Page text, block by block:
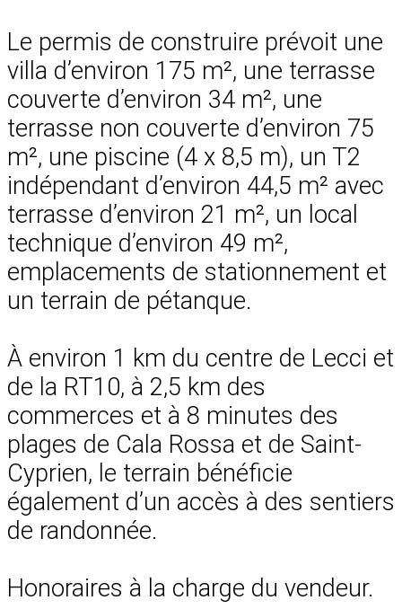
Le permis de construire prévoit une
villa d’environ 175 m², une terrasse
couverte d’environ 34 m², une
terrasse non couverte d’environ 75
m², une piscine (4 x 8,5 m), un T2
indépendant d’environ 44,5 m² avec
terrasse d’environ 21 m², un local
technique d’environ 49 m²,
emplacements de stationnement et
un terrain de pétanque.
À environ 1 km du centre de Lecci et
de la RT10, à 2,5 km des
commerces et à 8 minutes des
plages de Cala Rossa et de Saint-
Cyprien, le terrain bénéficie
également d’un accès à des sentiers
de randonnée.
Honoraires à la charge du vendeur.